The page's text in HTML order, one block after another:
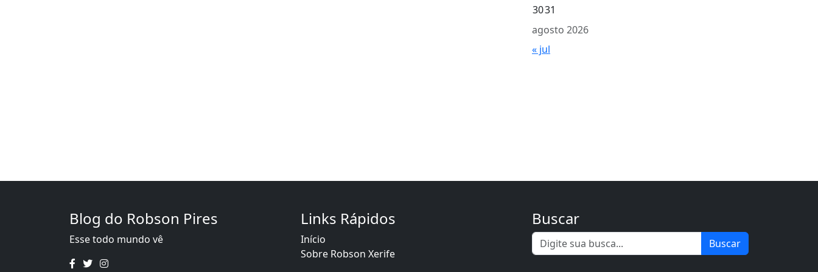
agosto 2026
3031
« jul
Blog do Robson Pires
Esse todo mundo vê
Links Rápidos
Início
Sobre Robson Xerife
Buscar
Buscar